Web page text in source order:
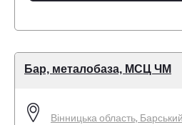
Бар, металобаза, МСЦ ЧМ
Вінницька область,